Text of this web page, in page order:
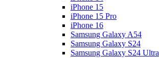
iPhone 15
iPhone 15 Pro
iPhone 16
Samsung Galaxy A54
Samsung Galaxy S24
Samsung Galaxy S24 Ultra